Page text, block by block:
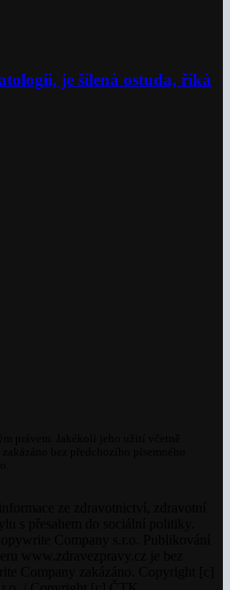
je šílená ostuda, říká